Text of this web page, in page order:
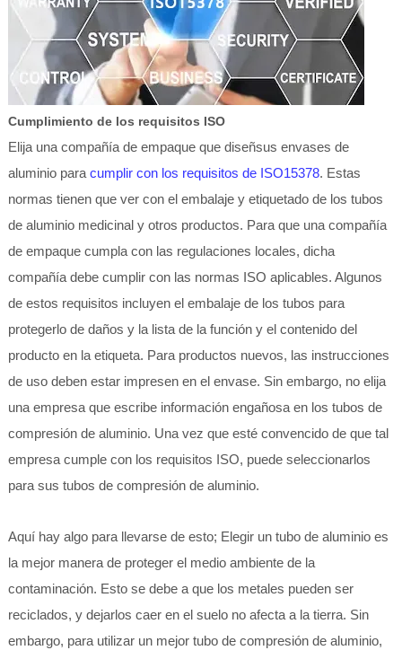
Cumplimiento de los requisitos ISO
Elija una compañía de empaque que diseñsus envases de
aluminio para cumplir con los requisitos de ISO15378. Estas
normas tienen que ver con el embalaje y etiquetado de los tubos
de aluminio medicinal y otros productos. Para que una compañía
de empaque cumpla con las regulaciones locales, dicha
compañía debe cumplir con las normas ISO aplicables. Algunos
de estos requisitos incluyen el embalaje de los tubos para
protegerlo de daños y la lista de la función y el contenido del
producto en la etiqueta. Para productos nuevos, las instrucciones
de uso deben estar impresen en el envase. Sin embargo, no elija
una empresa que escribe información engañosa en los tubos de
compresión de aluminio. Una vez que esté convencido de que tal
empresa cumple con los requisitos ISO, puede seleccionarlos
para sus tubos de compresión de aluminio.
Aquí hay algo para llevarse de esto; Elegir un tubo de aluminio es
la mejor manera de proteger el medio ambiente de la
contaminación. Esto se debe a que los metales pueden ser
reciclados, y dejarlos caer en el suelo no afecta a la tierra. Sin
embargo, para utilizar un mejor tubo de compresión de aluminio,